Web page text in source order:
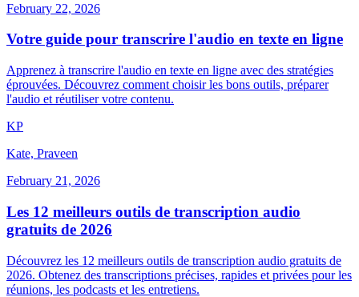
February 22, 2026
Votre guide pour transcrire l'audio en texte en ligne
Apprenez à transcrire l'audio en texte en ligne avec des stratégies
éprouvées. Découvrez comment choisir les bons outils, préparer
l'audio et réutiliser votre contenu.
KP
Kate, Praveen
February 21, 2026
Les 12 meilleurs outils de transcription audio
gratuits de 2026
Découvrez les 12 meilleurs outils de transcription audio gratuits de
2026. Obtenez des transcriptions précises, rapides et privées pour les
réunions, les podcasts et les entretiens.